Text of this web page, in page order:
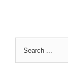
Search